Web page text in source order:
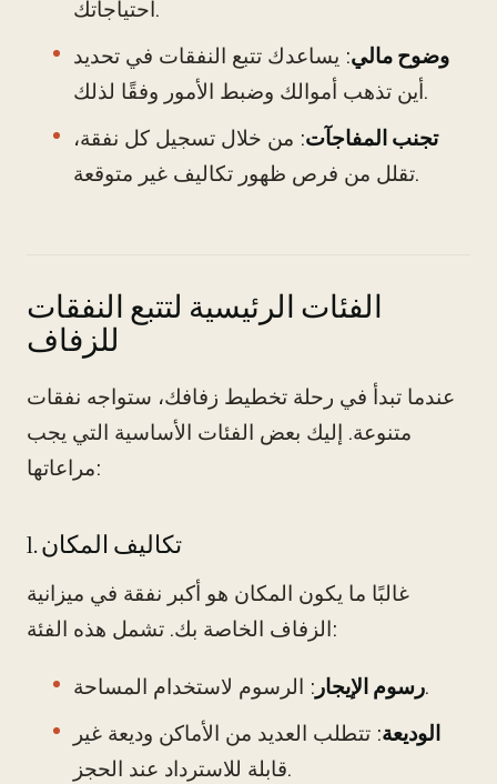
احتياجاتك.
وضوح مالي: يساعدك تتبع النفقات في تحديد
أين تذهب أموالك وضبط الأمور وفقًا لذلك.
تجنب المفاجآت: من خلال تسجيل كل نفقة،
تقلل من فرص ظهور تكاليف غير متوقعة.
الفئات الرئيسية لتتبع النفقات
للزفاف
عندما تبدأ في رحلة تخطيط زفافك، ستواجه نفقات
متنوعة. إليك بعض الفئات الأساسية التي يجب
مراعاتها:
1. تكاليف المكان
غالبًا ما يكون المكان هو أكبر نفقة في ميزانية
الزفاف الخاصة بك. تشمل هذه الفئة:
رسوم الإيجار: الرسوم لاستخدام المساحة.
الوديعة: تتطلب العديد من الأماكن وديعة غير
قابلة للاسترداد عند الحجز.